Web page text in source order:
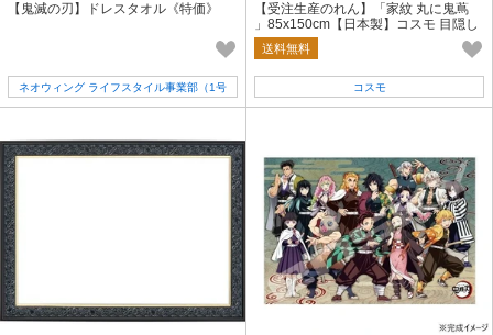
【鬼滅の刃】ドレスタオル《特価》
ネオウィング ライフスタイル事業部（1号
店）
【受注生産のれん】「家紋 丸に鬼蔦
」85x150cm【日本製】コスモ 目隠し
送料無料
コスモ